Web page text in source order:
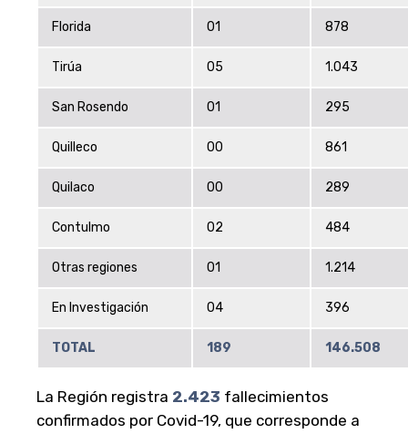
Florida 01 878
Tirúa 05 1.043
San Rosendo 01 295
Quilleco 00 861
Quilaco 00 289
Contulmo 02 484
Otras regiones 01 1.214
En Investigación 04 396
TOTAL 189 146.508
La Región registra 2.423 fallecimientos
confirmados por Covid-19, que corresponde a